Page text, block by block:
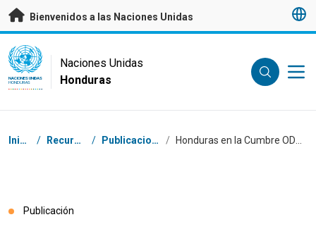
Saltar a contenido principal
Bienvenidos a las Naciones Unidas
UN Logo
NACIONES UNIDAS
HONDURAS
Naciones Unidas
Honduras
Coordenadas dentro de la ruta de navegación
Inicio / Recursos / Publicaciones /
Publicación